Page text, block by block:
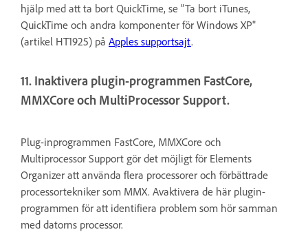
hjälp med att ta bort QuickTime, se ”Ta bort iTunes,
QuickTime och andra komponenter för Windows XP"
(artikel HT1925) på Apples supportsajt.
11. Inaktivera plugin-programmen FastCore,
MMXCore och MultiProcessor Support.
Plug-inprogrammen FastCore, MMXCore och
Multiprocessor Support gör det möjligt för Elements
Organizer att använda flera processorer och förbättrade
processortekniker som MMX. Avaktivera de här plugin-
programmen för att identifiera problem som hör samman
med datorns processor.